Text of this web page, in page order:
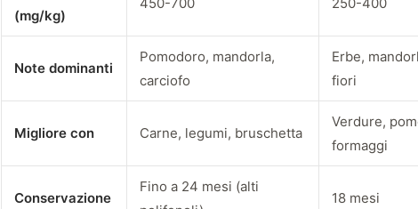
(mg/kg)
Note dominanti
Pomodoro, mandorla,
carciofo
Erbe,
fiori
Migliore con Carne, legumi, bruschetta
Verdure,
formaggi
Conservazione
Fino a 24 mesi (alti
18 mesi